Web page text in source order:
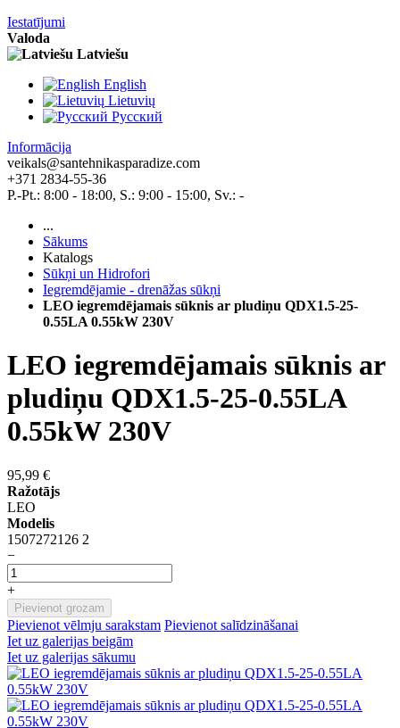
Iestatījumi
Valoda
Latviešu
English
Lietuvių
Pусский
Informācija
veikals@santehnikasparadize.com
+371 2834-55-36
P.-Pt.: 8:00 - 18:00, S.: 9:00 - 15:00, Sv.: -
...
Sākums
Katalogs
Sūkņi un Hidrofori
Iegremdējamie - drenāžas sūkņi
LEO iegremdējamais sūknis ar pludiņu QDX1.5-25-
0.55LA 0.55kW 230V
LEO iegremdējamais sūknis ar
pludiņu QDX1.5-25-0.55LA
0.55kW 230V
95,99 €
Ražotājs
LEO
Modelis
1507272126 2
−
+
Pievienot grozam
Pievienot vēlmju sarakstam Pievienot salīdzināšanai
Iet uz galerijas beigām
Iet uz galerijas sākumu